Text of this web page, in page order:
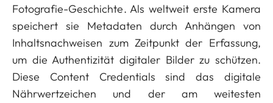
Fotografie-Geschichte. Als weltweit erste Kamera
speichert sie Metadaten durch Anhängen von
Inhaltsnachweisen zum Zeitpunkt der Erfassung,
um die Authentizität digitaler Bilder zu schützen.
Diese Content Credentials sind das digitale
Nährwertzeichen und der am weitesten